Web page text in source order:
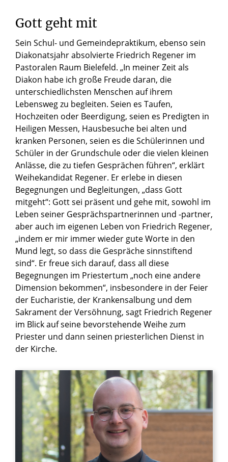
Gott geht mit
Sein Schul- und Gemeindepraktikum, ebenso sein
Diakonatsjahr absolvierte Friedrich Regener im
Pastoralen Raum Bielefeld. „In meiner Zeit als
Diakon habe ich große Freude daran, die
unterschiedlichsten Menschen auf ihrem
Lebensweg zu begleiten. Seien es Taufen,
Hochzeiten oder Beerdigung, seien es Predigten in
Heiligen Messen, Hausbesuche bei alten und
kranken Personen, seien es die Schülerinnen und
Schüler in der Grundschule oder die vielen kleinen
Anlässe, die zu tiefen Gesprächen führen“, erklärt
Weihekandidat Regener. Er erlebe in diesen
Begegnungen und Begleitungen, „dass Gott
mitgeht“: Gott sei präsent und gehe mit, sowohl im
Leben seiner Gesprächspartnerinnen und -partner,
aber auch im eigenen Leben von Friedrich Regener,
„indem er mir immer wieder gute Worte in den
Mund legt, so dass die Gespräche sinnstiftend
sind“. Er freue sich darauf, dass all diese
Begegnungen im Priestertum „noch eine andere
Dimension bekommen“, insbesondere in der Feier
der Eucharistie, der Krankensalbung und dem
Sakrament der Versöhnung, sagt Friedrich Regener
im Blick auf seine bevorstehende Weihe zum
Priester und dann seinen priesterlichen Dienst in
der Kirche.